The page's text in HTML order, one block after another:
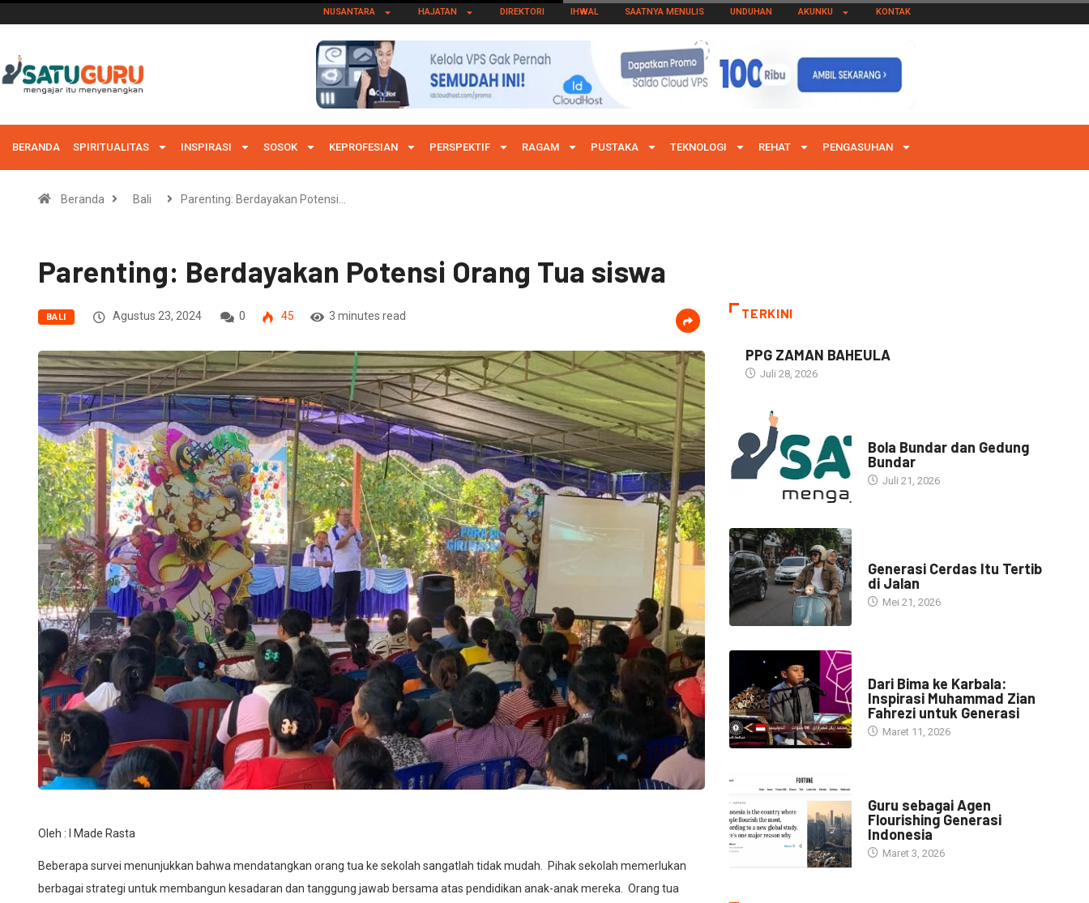
NUSANTARA HAJATAN DIREKTORI IHWAL SAATNYA MENULIS UNDUHAN AKUNKU KONTAK
BERANDA SPIRITUALITAS INSPIRASI SOSOK KEPROFESIAN PERSPEKTIF RAGAM PUSTAKA TEKNOLOGI REHAT PENGASUHAN
Beranda Bali Parenting: Berdayakan Potensi…
Parenting: Berdayakan Potensi Orang Tua siswa
BALI Agustus 23, 2024 0 45 3 minutes read
Oleh : I Made Rasta
Beberapa survei menunjukkan bahwa mendatangkan orang tua ke sekolah sangatlah tidak mudah. Pihak sekolah memerlukan
berbagai strategi untuk membangun kesadaran dan tanggung jawab bersama atas pendidikan anak-anak mereka. Orang tua
TERKINI
PPG ZAMAN BAHEULA
Juli 28, 2026
Bola Bundar dan Gedung
Bundar
Juli 21, 2026
Generasi Cerdas Itu Tertib
di Jalan
Mei 21, 2026
Dari Bima ke Karbala:
Inspirasi Muhammad Zian
Fahrezi untuk Generasi
Maret 11, 2026
Guru sebagai Agen
Flourishing Generasi
Indonesia
Maret 3, 2026